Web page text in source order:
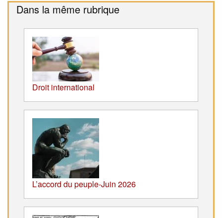
Dans la même rubrique
Droit international
L’accord du peuple-Juin 2026